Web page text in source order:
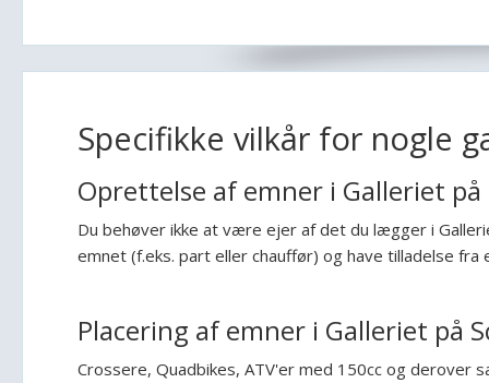
Specifikke vilkår for nogle
Oprettelse af emner i Galleriet
Du behøver ikke at være ejer af det du lægger i
emnet (f.eks. part eller chauffør) og have tilladelse fra
Placering af emner i Galleriet på
Crossere, Quadbikes, ATV'er med 150cc og derover